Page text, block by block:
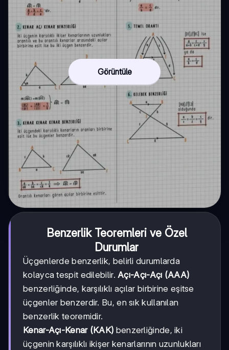
Görüntüle
Benzerlik Teoremleri ve Özel
Durumlar
Üçgenlerde benzerlik, belirli durumlarda
kolayca tespit edilebilir. Açı-Açı-Açı (AAA)
benzerliğinde, karşılıklı açılar birbirine eşitse
üçgenler benzerdir. Bu, en sık kullanılan
benzerlik teoremidir.
Kenar-Açı-Kenar (KAK) benzerliğinde, iki
üçgenin karşılıklı ikişer kenarlarının uzunlukları